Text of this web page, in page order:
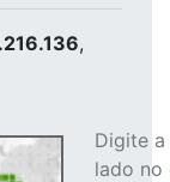
,
Digite
lado no